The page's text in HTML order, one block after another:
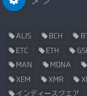
ALIS BCH
ETC ETH
MAN MONA
XEM XMR
インディースクエア